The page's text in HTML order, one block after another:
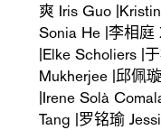
爽 Iris Guo
Sonia He |李相庭
|Elke Scholiers |
Mukherjee |邱佩
|Irene Solà
Tang |罗铭瑜